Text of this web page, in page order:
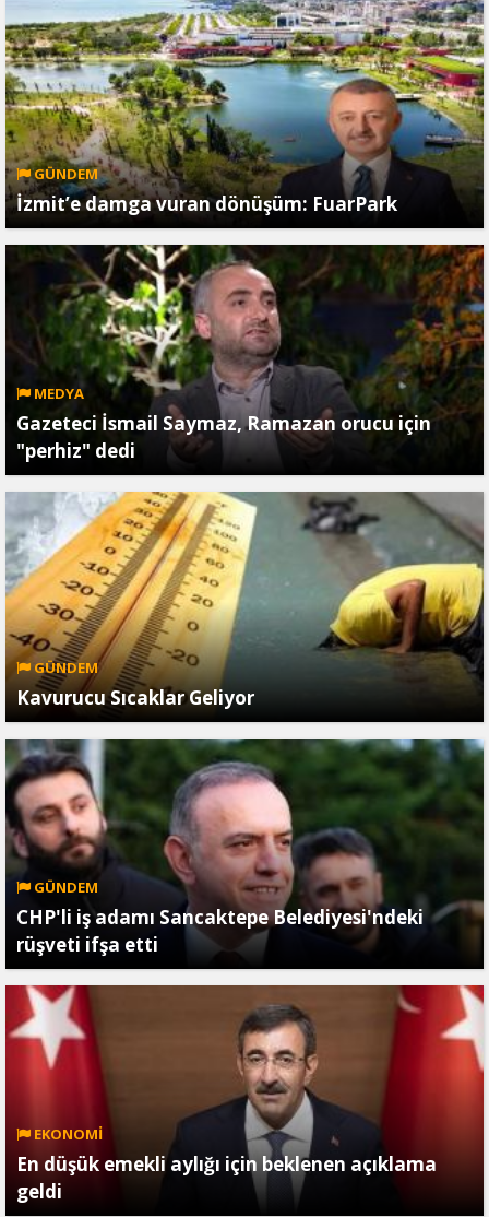
GÜNDEM
İzmit’e damga vuran dönüşüm: FuarPark
MEDYA
Gazeteci İsmail Saymaz, Ramazan orucu için
"perhiz" dedi
GÜNDEM
Kavurucu Sıcaklar Geliyor
GÜNDEM
CHP'li iş adamı Sancaktepe Belediyesi'ndeki
rüşveti ifşa etti
EKONOMİ
En düşük emekli aylığı için beklenen açıklama
geldi